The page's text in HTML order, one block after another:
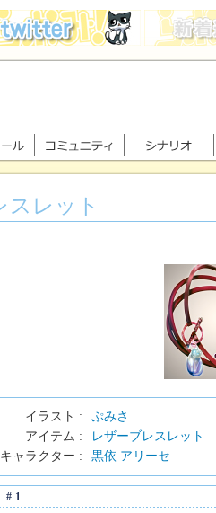
スレット
イラスト :
ぷみさ
アイテム :
レザーブレスレット
キャラクター :
黒依 アリーセ
#1